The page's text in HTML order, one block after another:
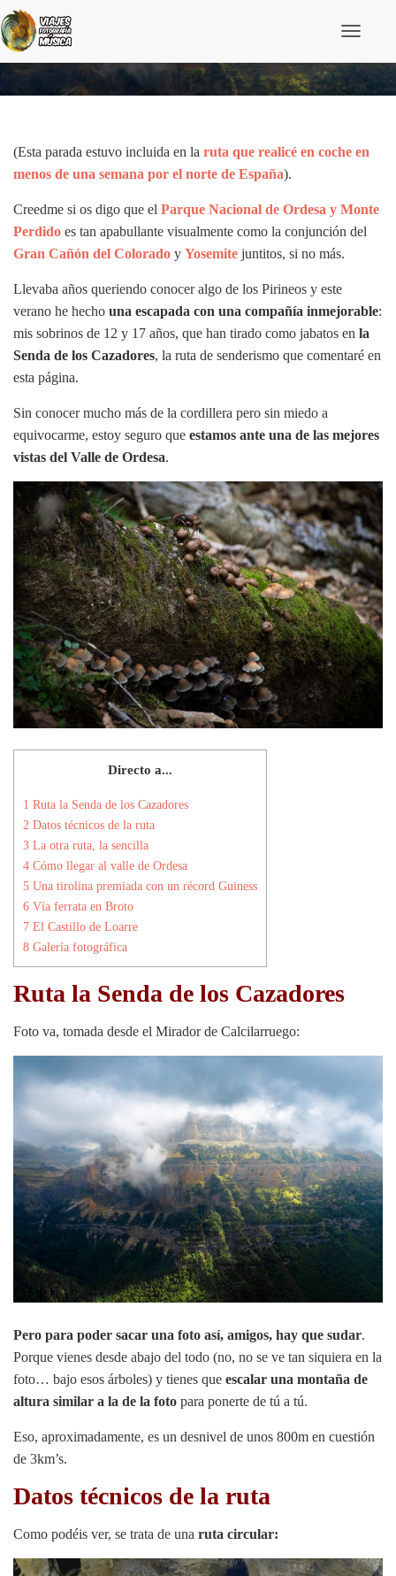
m
b
m
d
e
n
a
c
ó
(Esta parada estuvo incluida en la ruta que realicé en coche en
menos de una semana por el norte de España).
Creedme si os digo que el Parque Nacional de Ordesa y Monte
Perdido es tan apabullante visualmente como la conjunción del
Gran Cañón del Colorado y Yosemite juntitos, si no más.
Llevaba años queriendo conocer algo de los Pirineos y este
verano he hecho una escapada con una compañía inmejorable:
mis sobrinos de 12 y 17 años, que han tirado como jabatos en la
Senda de los Cazadores, la ruta de senderismo que comentaré en
esta página.
Sin conocer mucho más de la cordillera pero sin miedo a
equivocarme, estoy seguro que estamos ante una de las mejores
vistas del Valle de Ordesa.
Directo a...
1 Ruta la Senda de los Cazadores
2 Datos técnicos de la ruta
3 La otra ruta, la sencilla
4 Cómo llegar al valle de Ordesa
5 Una tirolina premiada con un récord Guiness
6 Vía ferrata en Broto
7 El Castillo de Loarre
8 Galería fotográfica
Ruta la Senda de los Cazadores
Foto va, tomada desde el Mirador de Calcilarruego:
Pero para poder sacar una foto así, amigos, hay que sudar.
Porque vienes desde abajo del todo (no, no se ve tan siquiera en la
foto… bajo esos árboles) y tienes que escalar una montaña de
altura similar a la de la foto para ponerte de tú a tú.
Eso, aproximadamente, es un desnivel de unos 800m en cuestión
de 3km’s.
Datos técnicos de la ruta
Como podéis ver, se trata de una ruta circular: